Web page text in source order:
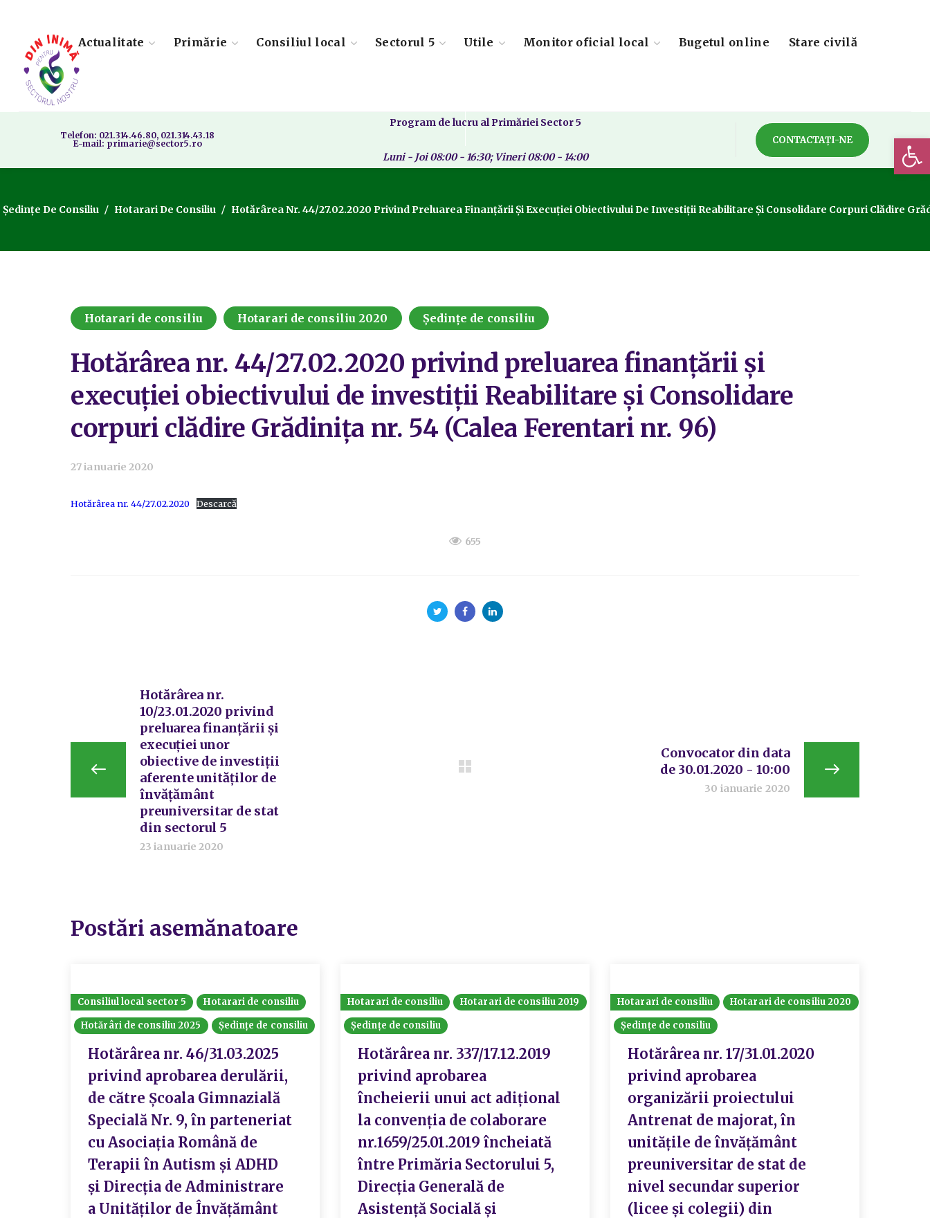
Actualitate Primărie Consiliul local Sectorul 5 Utile Monitor oficial local Bugetul online Stare civilă
Telefon: 021.314.46.80, 021.314.43.18
E-mail: primarie@sector5.ro
Program de lucru al Primăriei Sector 5
Luni - Joi 08:00 - 16:30; Vineri 08:00 - 14:00
CONTACTAȚI-NE
Ședințe De Consiliu Hotarari De Consiliu Hotărârea Nr. 44/27.02.2020 Privind Preluarea Finanțării Și Execuției Obiectivului De Investiții Reabilitare Și Consolidare Corpuri Clădire
Hotarari de consiliu Hotarari de consiliu 2020 Ședințe de consiliu
Hotărârea nr. 44/27.02.2020 privind preluarea finanțării și
execuției obiectivului de investiții Reabilitare și Consolidare
corpuri clădire Grădinița nr. 54 (Calea Ferentari nr. 96)
27 ianuarie 2020
Hotărârea nr. 44/27.02.2020 Descarcă
655
Hotărârea nr.
10/23.01.2020 privind
preluarea finanțării și
execuției unor
obiective de investiții
aferente unităților de
învățământ
preuniversitar de stat
din sectorul 5
23 ianuarie 2020
Convocator din data
de 30.01.2020 - 10:00
30 ianuarie 2020
Postări asemănatoare
Consiliul local sector 5
Hotarari de consiliu
Hotărâri de consiliu 2025
Ședințe de consiliu
Hotărârea nr. 46/31.03.2025
privind aprobarea derulării,
de către Școala Gimnazială
Specială Nr. 9, în parteneriat
cu Asociația Română de
Terapii în Autism și ADHD
și Direcția de Administrare
a Unităților de Învățământ
Hotarari de consiliu
Hotarari de consiliu 2019
Ședințe de consiliu
Hotărârea nr. 337/17.12.2019
privind aprobarea
încheierii unui act adițional
la convenția de colaborare
nr.1659/25.01.2019 încheiată
între Primăria Sectorului 5,
Direcția Generală de
Asistență Socială și
Hotarari de consiliu
Hotarari de consiliu 2020
Ședințe de consiliu
Hotărârea nr. 17/31.01.2020
privind aprobarea
organizării proiectului
Antrenat de majorat, în
unitățile de învățământ
preuniversitar de stat de
nivel secundar superior
(licee și colegii) din